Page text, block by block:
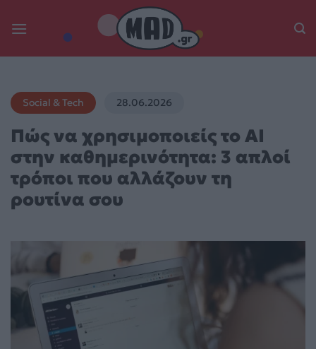
Social & Tech 28.06.2026
Πώς να χρησιμοποιείς το AI
στην καθημερινότητα: 3 απλοί
τρόποι που αλλάζουν τη
ρουτίνα σου